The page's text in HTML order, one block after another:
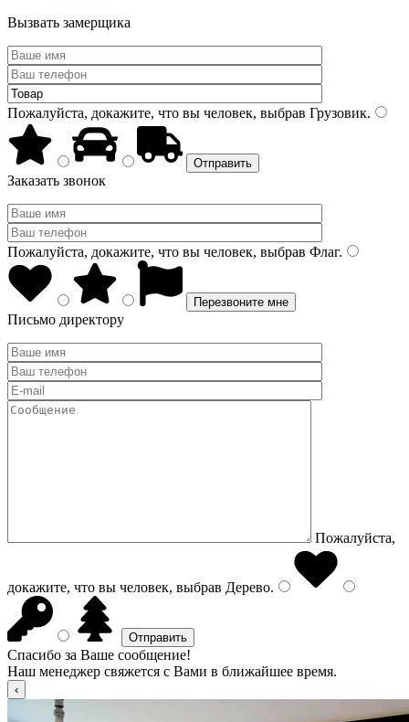
Вызвать замерщика
Пожалуйста, докажите, что вы человек, выбрав Грузовик.
Заказать звонок
Пожалуйста, докажите, что вы человек, выбрав Флаг.
Письмо директору
Пожалуйста,
докажите, что вы человек, выбрав Дерево.
Спасибо за Ваше сообщение!
Наш менеджер свяжется с Вами в ближайшее время.